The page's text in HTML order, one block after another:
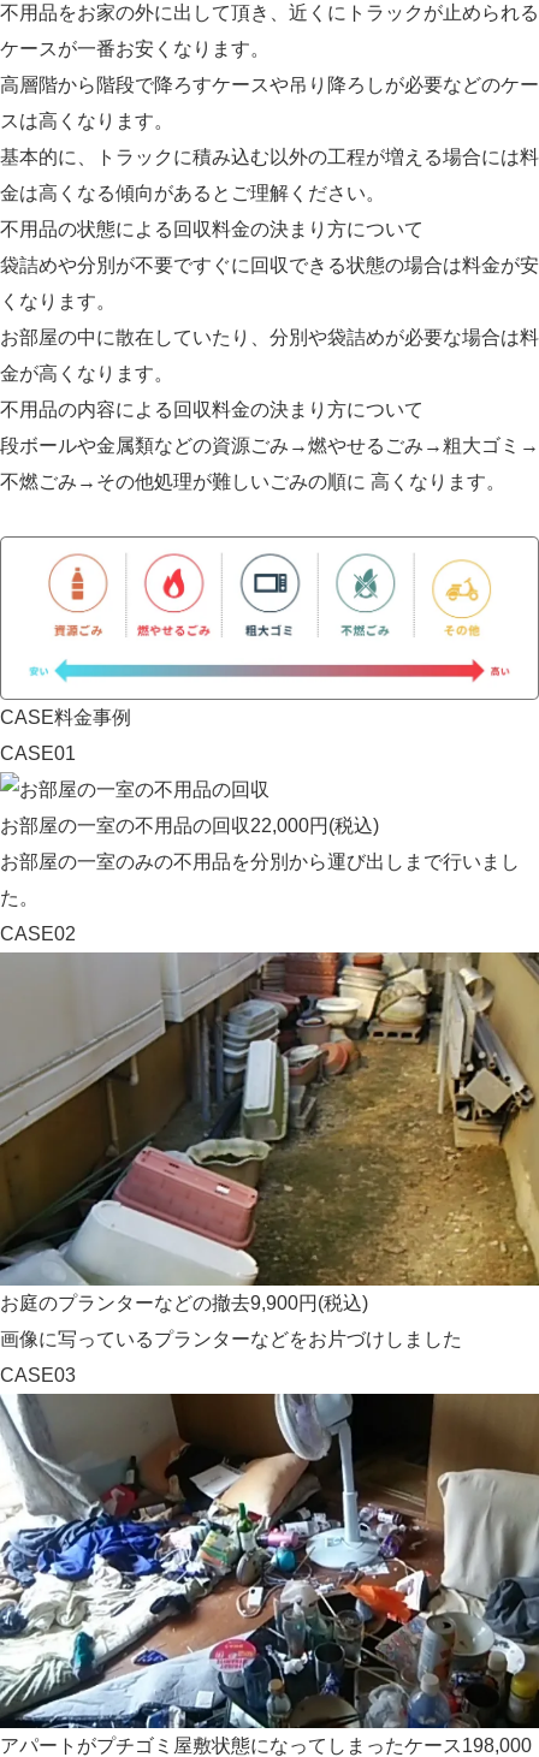
不用品をお家の外に出して頂き、近くにトラックが止められる
ケースが一番お安くなります。
高層階から階段で降ろすケースや吊り降ろしが必要などのケー
スは高くなります。
基本的に、トラックに積み込む以外の工程が増える場合には料
金は高くなる傾向があるとご理解ください。
不用品の状態による回収料金の決まり方について
袋詰めや分別が不要ですぐに回収できる状態の場合は料金が安
くなります。
お部屋の中に散在していたり、分別や袋詰めが必要な場合は料
金が高くなります。
不用品の内容による回収料金の決まり方について
段ボールや金属類などの資源ごみ→燃やせるごみ→粗大ゴミ→
不燃ごみ→その他処理が難しいごみの順に 高くなります。
CASE料金事例
CASE01
お部屋の一室の不用品の回収22,000円(税込)
お部屋の一室のみの不用品を分別から運び出しまで行いまし
た。
CASE02
お庭のプランターなどの撤去9,900円(税込)
画像に写っているプランターなどをお片づけしました
CASE03
アパートがプチゴミ屋敷状態になってしまったケース198,000